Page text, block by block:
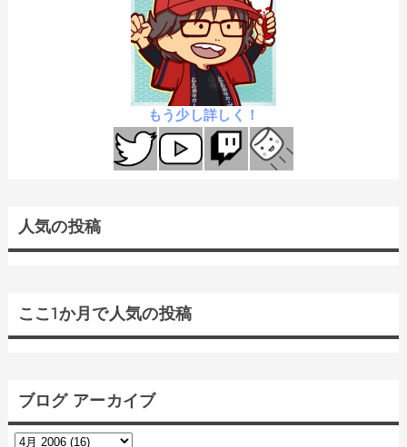
もう少し詳しく！
人気の投稿
ここ1か月で人気の投稿
ブログ アーカイブ